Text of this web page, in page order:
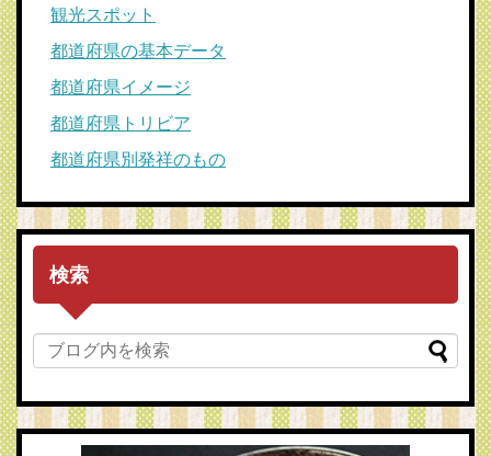
観光スポット
都道府県の基本データ
都道府県イメージ
都道府県トリビア
都道府県別発祥のもの
検索